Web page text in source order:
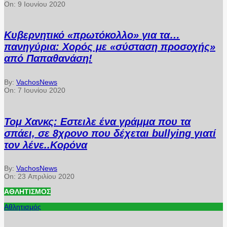
On: 9 Ιουνίου 2020
Κυβερνητικό «πρωτόκολλο» για τα…
πανηγύρια: Χορός με «σύσταση προσοχής»
από Παπαθανάση!
By: VachosNews
On: 7 Ιουνίου 2020
Τομ Χανκς: Εστειλε ένα γράμμα που τα
σπάει, σε 8χρονο που δέχεται bullying γιατί
τον λένε..Κορόνα
By: VachosNews
On: 23 Απριλίου 2020
ΑΘΛΗΤΙΣΜΌΣ
Αθλητισμός